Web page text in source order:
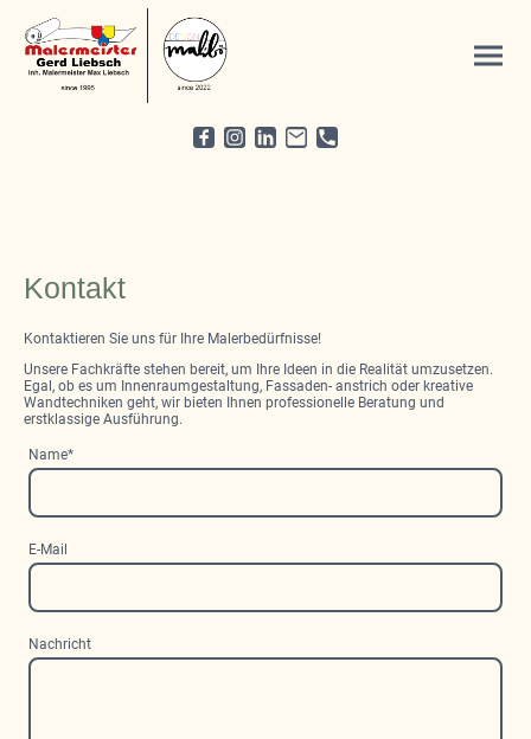
Kontakt
Kontaktieren Sie uns für Ihre Malerbedürfnisse!
Unsere Fachkräfte stehen bereit, um Ihre Ideen in die Realität umzusetzen.
Egal, ob es um Innenraumgestaltung, Fassaden- anstrich oder kreative
Wandtechniken geht, wir bieten Ihnen professionelle Beratung und
erstklassige Ausführung.
Name*
E-Mail
Nachricht